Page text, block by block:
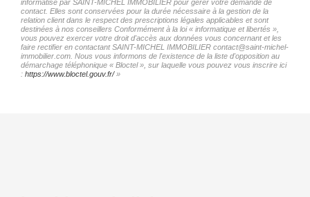
informatisé par SAINT-MICHEL IMMOBILIER pour gérer votre demande de
contact. Elles sont conservées pour la durée nécessaire à la gestion de la
relation client dans le respect des prescriptions légales applicables et sont
destinées à nos conseillers Conformément à la loi « informatique et libertés »,
vous pouvez exercer votre droit d'accès aux données vous concernant et les
faire rectifier en contactant SAINT-MICHEL IMMOBILIER contact@saint-michel-
immobilier.com. Nous vous informons de l'existence de la liste d'opposition au
démarchage téléphonique « Bloctel », sur laquelle vous pouvez vous inscrire ici
: https://www.bloctel.gouv.fr/»